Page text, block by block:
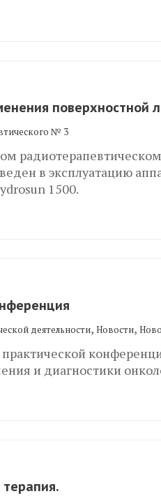
поверхностной
№ 3
в эксплуатацию
1500.
деятельности, Новости,
практической
и диагностики